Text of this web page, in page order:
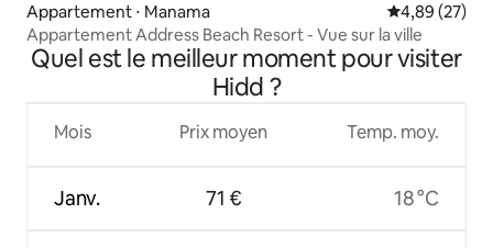
Appartement ⋅ Manama Évaluation
4,89 (27)
Appartement Address Beach Resort - Vue sur la ville
Quel est le meilleur moment pour visiter
Hidd ?
Mois
Janv.
Prix moyen
71 €
Temp. moy.
18 °C